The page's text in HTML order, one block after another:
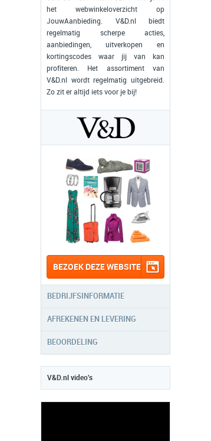
het webwinkeloverzicht op
JouwAanbieding. V&D.nl biedt
regelmatig scherpe acties,
aanbiedingen, uitverkopen en
kortingscodes waar jij van kan
profiteren. Het assortiment van
V&D.nl wordt regelmatig uitgebreid.
Zo zit er altijd iets voor je bij!
BEZOEK DEZE WEBSITE
BEDRIJFSINFORMATIE
AFREKENEN EN LEVERING
BEOORDELING
V&D.nl video's